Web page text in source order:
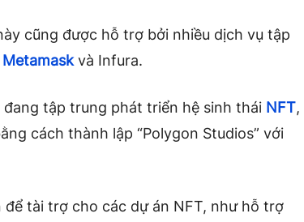
cũng được hỗ trợ bởi nhiều dịch vụ tập
Metamaskvà Infura.
đang tập trung phát triển hệ sinh thái NFT,
cách thành lập “Polygon Studios” với
tài trợ cho các dự án NFT, như hỗ trợ